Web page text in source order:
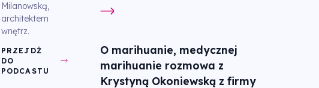
Milanowską,
architektem
wnętrz.
PRZEJDŹ
DO
PODCASTU
O marihuanie, medycznej
marihuanie rozmowa z
Krystyną Okoniewską z firmy